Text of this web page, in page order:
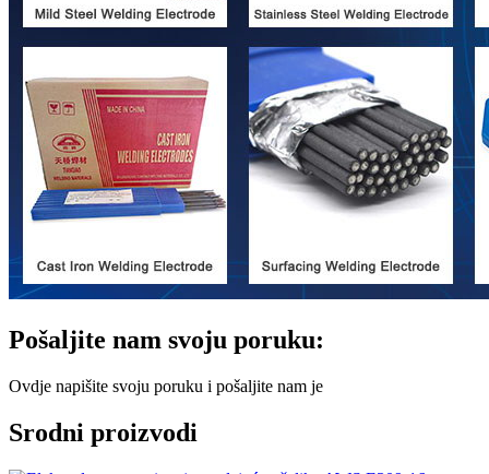
Pošaljite nam svoju poruku:
Ovdje napišite svoju poruku i pošaljite nam je
Srodni proizvodi